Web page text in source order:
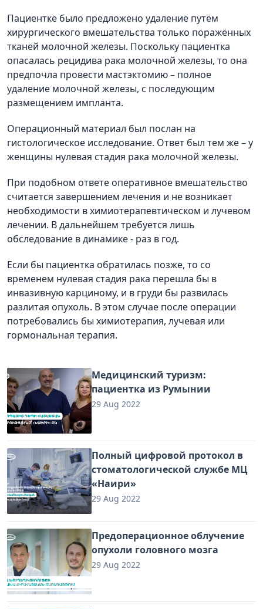
Пациентке было предложено удаление путём
хирургического вмешательства только поражённых
тканей молочной железы. Поскольку пациентка
опасалась рецидива рака молочной железы, то она
предпочла провести мастэктомию – полное
удаление молочной железы, с последующим
размещением импланта.
Операционный материал был послан на
гистологическое исследование. Ответ был тем же – у
женщины нулевая стадия рака молочной железы.
При подобном ответе оперативное вмешательство
считается завершением лечения и не возникает
необходимости в химиотерапевтическом и лучевом
лечении. В дальнейшем требуется лишь
обследование в динамике - раз в год.
Если бы пациентка обратилась позже, то со
временем нулевая стадия рака перешла бы в
инвазивную карциному, и в груди бы развилась
разлитая опухоль. В этом случае после операции
потребовались бы химиотерапия, лучевая или
гормональная терапия.
Медицинский туризм:
пациентка из Румынии
29 Aug 2022
Полный цифровой протокол в
стоматологической службе МЦ
«Наири»
29 Aug 2022
Предоперационное облучение
опухоли головного мозга
29 Aug 2022